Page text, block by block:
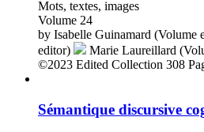
Mots, textes, images
Volume 24
by Isabelle Guinamard (Volume
editor)
Marie Laureillard
©2023 Edited Collection 308
Sémantique discursive